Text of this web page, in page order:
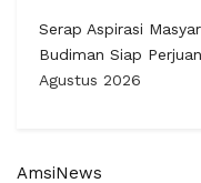
Serap Aspirasi
Budiman Siap
Agustus 2026
AmsiNews